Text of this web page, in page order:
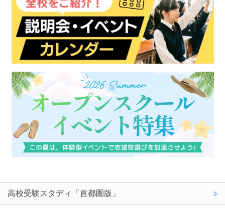
高校受験スタディ「首都圏版」